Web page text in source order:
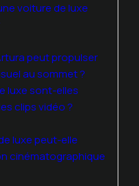
voiture de luxe
peut propulser
au sommet ?
luxe sont-elles
clips vidéo ?
luxe peut-elle
cinématographique